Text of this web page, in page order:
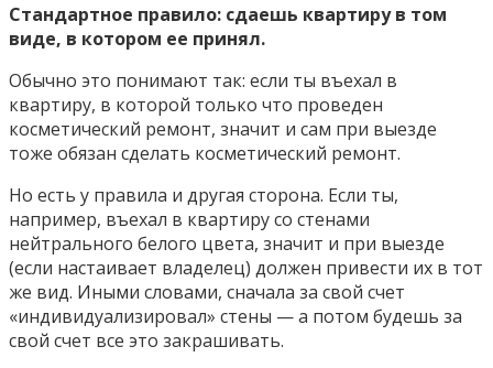
Стандартное правило: сдаешь квартиру в том
виде, в котором ее принял.
Обычно это понимают так: если ты въехал в
квартиру, в которой только что проведен
косметический ремонт, значит и сам при выезде
тоже обязан сделать косметический ремонт.
Но есть у правила и другая сторона. Если ты,
например, въехал в квартиру со стенами
нейтрального белого цвета, значит и при выезде
(если настаивает владелец) должен привести их в тот
же вид. Иными словами, сначала за свой счет
«индивидуализировал» стены — а потом будешь за
свой счет все это закрашивать.